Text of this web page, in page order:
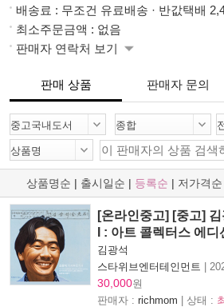
배송료 : 무조건 유료배송 · 반값택배
최소주문금액 : 없음
판매자 연락처 보기
판매 상품 판매자 문의
상품명순 | 출시일순 | 등록순 | 저가격순
[온라인중고] [중고] 김
I : 아트 콜렉터스 에
김광석
스타위브엔터테인먼트 |
30,000원
판매자 : richmom | 상태 :